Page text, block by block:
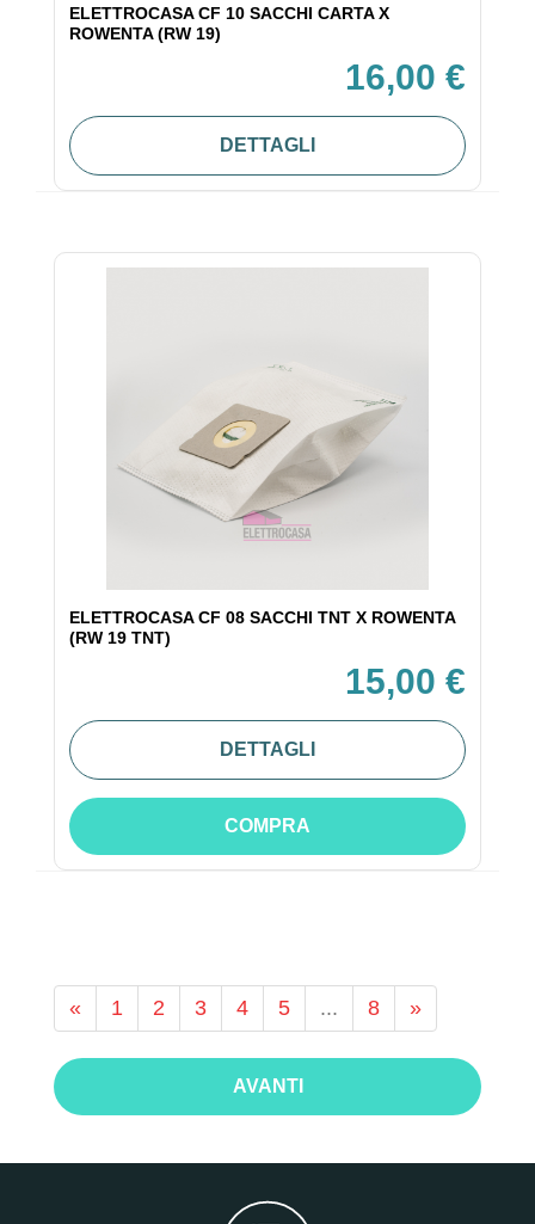
ELETTROCASA CF 10 SACCHI CARTA X
ROWENTA (RW 19)
16,00 €
DETTAGLI
ELETTROCASA CF 08 SACCHI TNT X ROWENTA
(RW 19 TNT)
15,00 €
DETTAGLI
COMPRA
« 1 2 3 4 5 ... 8 »
AVANTI